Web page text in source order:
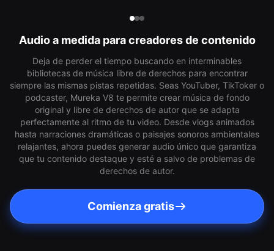
Audio a medida para creadores de contenido
Deja de perder el tiempo buscando en interminables
bibliotecas de música libre de derechos para encontrar
siempre las mismas pistas repetidas. Seas YouTuber, TikToker o
podcaster, Mureka V8 te permite crear música de fondo
original y libre de derechos de autor que se adapta
perfectamente al ritmo de tu video. Desde vlogs animados
hasta narraciones dramáticas o paisajes sonoros ambientales
relajantes, ahora puedes generar audio único que garantiza
que tu contenido destaque y esté a salvo de problemas de
derechos de autor.
Comienza gratis